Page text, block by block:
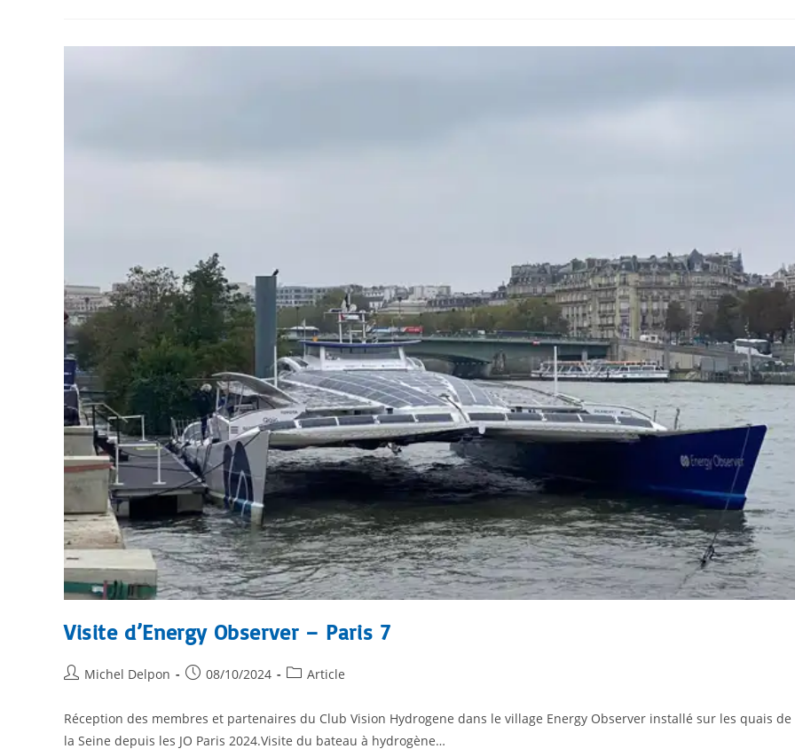
Visite d’Energy Observer – Paris 7
Michel Delpon 08/10/2024 Article
Réception des membres et partenaires du Club Vision Hydrogene dans le village Energy Observer installé sur les quais de
la Seine depuis les JO Paris 2024.Visite du bateau à hydrogène…